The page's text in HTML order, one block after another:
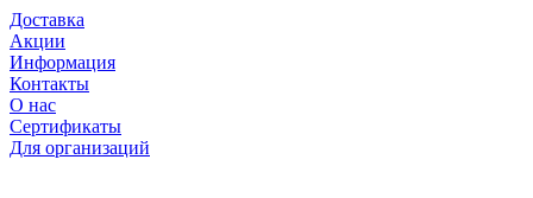
Доставка
Акции
Информация
Контакты
О нас
Сертификаты
Для организаций